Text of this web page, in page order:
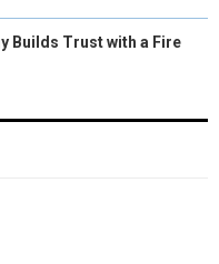
Builds Trust with a Fire